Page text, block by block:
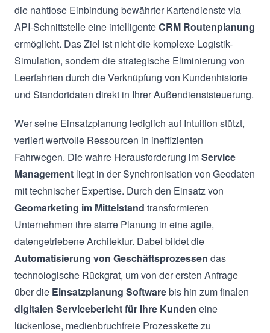
die nahtlose Einbindung bewährter Kartendienste via
API-Schnittstelle eine intelligenteCRM Routenplanung
ermöglicht. Das Ziel ist nicht die komplexe Logistik-
Simulation, sondern die strategische Eliminierung von
Leerfahrten durch die Verknüpfung von Kundenhistorie
und Standortdaten direkt in Ihrer Außendienststeuerung.
Wer seine Einsatzplanung lediglich auf Intuition stützt,
verliert wertvolle Ressourcen in ineffizienten
Fahrwegen. Die wahre Herausforderung imService
Management liegt in der Synchronisation von Geodaten
mit technischer Expertise. Durch den Einsatz von
Geomarketing im Mittelstand transformieren
Unternehmen ihre starre Planung in eine agile,
datengetriebene Architektur. Dabei bildet die
Automatisierung von Geschäftsprozessen das
technologische Rückgrat, um von der ersten Anfrage
über die Einsatzplanung Softwarebis hin zum finalen
digitalen Servicebericht für Ihre Kunden eine
lückenlose, medienbruchfreie Prozesskette zu